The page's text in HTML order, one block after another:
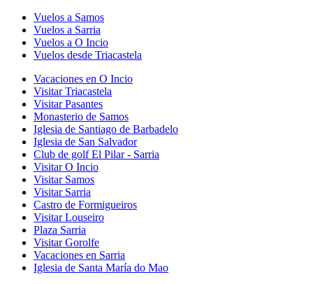
Vuelos a Samos
Vuelos a Sarria
Vuelos a O Incio
Vuelos desde Triacastela
Vacaciones en O Incio
Visitar Triacastela
Visitar Pasantes
Monasterio de Samos
Iglesia de Santiago de Barbadelo
Iglesia de San Salvador
Club de golf El Pilar - Sarria
Visitar O Incio
Visitar Samos
Visitar Sarria
Castro de Formigueiros
Visitar Louseiro
Plaza Sarria
Visitar Gorolfe
Vacaciones en Sarria
Iglesia de Santa María do Mao